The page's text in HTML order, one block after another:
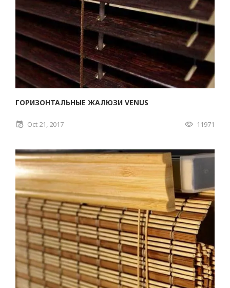
ГОРИЗОНТАЛЬНЫЕ ЖАЛЮЗИ VENUS
Oct 21, 2017 11971